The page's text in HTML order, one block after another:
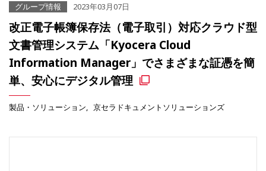
グループ情報 2023年03月07日
改正電子帳簿保存法（電子取引）対応クラウド型
文書管理システム「Kyocera Cloud
Information Manager」でさまざまな証憑を簡
単、安心にデジタル管理
製品・ソリューション 京セラドキュメントソリューションズ